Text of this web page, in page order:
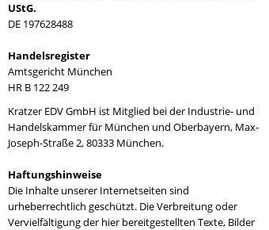
UStG.
DE 197628488
Handelsregister
Amtsgericht München
HR B 122 249
Kratzer EDV GmbH ist Mitglied bei der Industrie- und
Handelskammer für München und Oberbayern, Max-
Joseph-Straße 2, 80333 München.
Haftungshinweise
Die Inhalte unserer Internetseiten sind
urheberrechtlich geschützt. Die Verbreitung oder
Vervielfältigung der hier bereitgestellten Texte, Bilder